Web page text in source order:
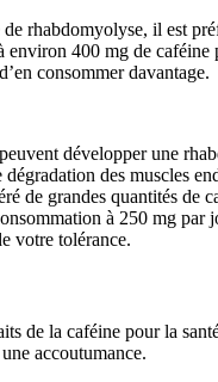
rhabdomyolyse, il est
environ 400 mg de caféine
consommer davantage.
développer une
dégradation des muscles
de grandes quantités de
à 250 mg par
votre tolérance.
de la caféine pour la
accoutumance.